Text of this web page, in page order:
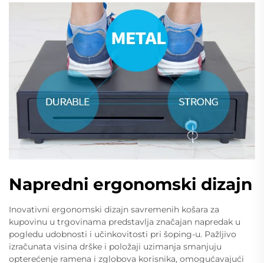
Napredni ergonomski dizajn
Inovativni ergonomski dizajn savremenih košara za
kupovinu u trgovinama predstavlja značajan napredak u
pogledu udobnosti i učinkovitosti pri šoping-u. Pažljivo
izračunata visina drške i položaji uzimanja smanjuju
opterećenje ramena i zglobova korisnika, omogućavajući